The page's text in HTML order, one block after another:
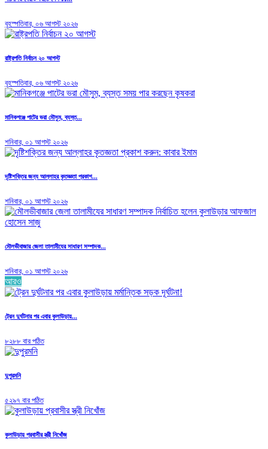
বৃহস্পতিবার, ০৬ আগস্ট ২০২৬
রাষ্ট্রপতি নির্বাচন ২০ আগস্ট
বৃহস্পতিবার, ০৬ আগস্ট ২০২৬
মানিকগঞ্জে পাটের ভরা মৌসুম, ব্যস্ত...
শনিবার, ০১ আগস্ট ২০২৬
দৃষ্টিশক্তির জন্য আল্লাহর কৃতজ্ঞতা প্রকাশ...
শনিবার, ০১ আগস্ট ২০২৬
মৌলভীবাজার জেলা তালামীযের সাধারণ সম্পাদক...
শনিবার, ০১ আগস্ট ২০২৬
আরও
ট্রেন দুর্ঘটনার পর এবার কুলাউড়ায়...
৮২৮৮ বার পঠিত
দুপুরমনি
৫২৯৭ বার পঠিত
কুলাউড়ায় প্রবাসীর স্ত্রী নিখোঁজ